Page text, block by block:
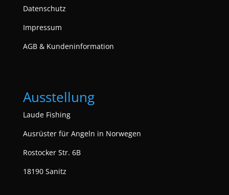
Datenschutz
Impressum
AGB & Kundeninformation
Ausstellung
Laude Fishing
Ausrüster für Angeln in Norwegen
Rostocker Str. 6B
18190 Sanitz